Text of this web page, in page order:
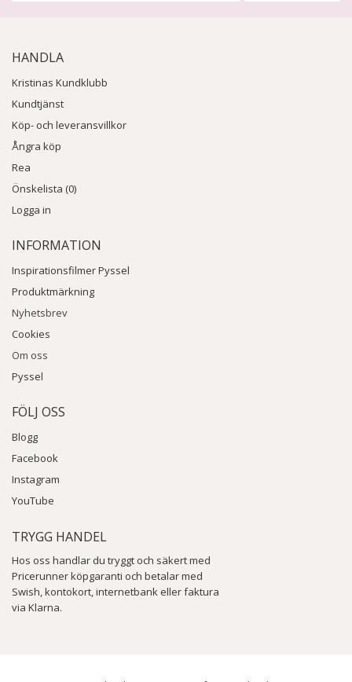
HANDLA
Kristinas Kundklubb
Kundtjänst
Köp- och leveransvillkor
Ångra köp
Rea
Önskelista (0)
Logga in
INFORMATION
Inspirationsfilmer Pyssel
Produktmärkning
Nyhetsbrev
Cookies
Om oss
Pyssel
FÖLJ OSS
Blogg
Facebook
Instagram
YouTube
TRYGG HANDEL
Hos oss handlar du tryggt och säkert med
Pricerunner köpgaranti och betalar med
Swish, kontokort, internetbank eller faktura
via Klarna.